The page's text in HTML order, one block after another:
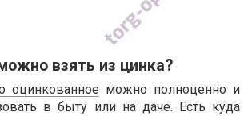
взять из цинка?
оцинкованное можно полноценно и
в быту или на даче. Есть куда